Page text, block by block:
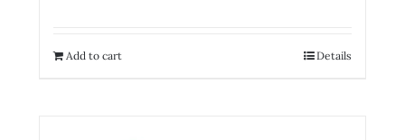
Add to cart Details